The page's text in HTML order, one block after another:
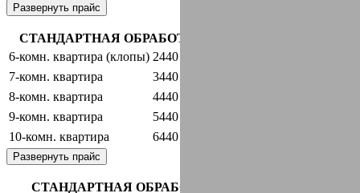
Развернуть прайс
СТАНДАРТНАЯ ОБРАБОТКА + ГАРАНТИЯ
6-комн. квартира (клопы) 2440 руб.
7-комн. квартира 3440 руб.
8-комн. квартира 4440 руб.
9-комн. квартира 5440 руб.
10-комн. квартира 6440 руб.
Развернуть прайс
СТАНДАРТНАЯ ОБРАБОТКА + ГАРАНТИЯ